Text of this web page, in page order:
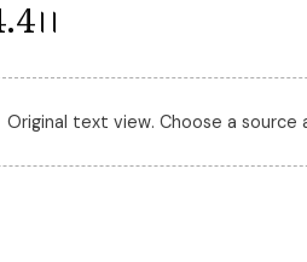
Original text view. Choose a